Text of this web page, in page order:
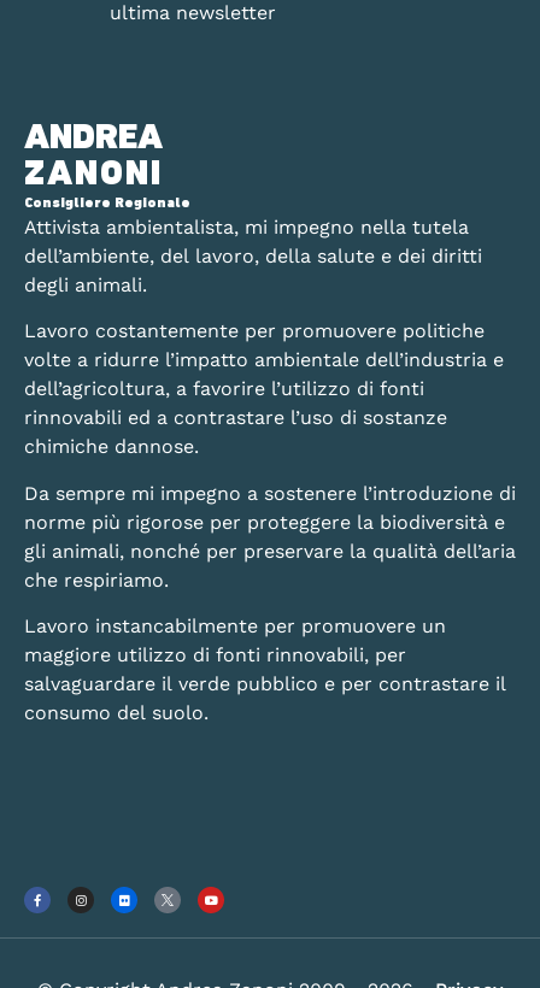
ANDREA
ZANONI
Consigliere Regionale
Attivista ambientalista, mi impegno nella tutela
dell’ambiente, del lavoro, della salute e dei diritti
degli animali.
Lavoro costantemente per promuovere politiche
volte a ridurre l’impatto ambientale dell’industria e
dell’agricoltura, a favorire l’utilizzo di fonti
rinnovabili ed a contrastare l’uso di sostanze
chimiche dannose.
Da sempre mi impegno a sostenere l’introduzione di
norme più rigorose per proteggere la biodiversità e
gli animali, nonché per preservare la qualità dell’aria
che respiriamo.
Lavoro instancabilmente per promuovere un
maggiore utilizzo di fonti rinnovabili, per
salvaguardare il verde pubblico e per contrastare il
consumo del suolo.
ultima newsletter